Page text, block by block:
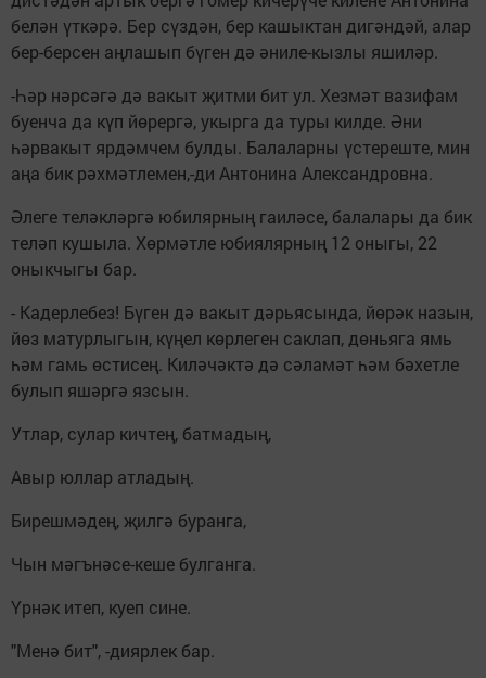
белән үткәрә. Бер сүздән, бер кашыктан дигәндәй, алар
бер-берсен аңлашып бүген дә әниле-кызлы яшиләр.
-Һәр нәрсәгә дә вакыт җитми бит ул. Хезмәт вазифам
буенча да күп йөрергә, укырга да туры килде. Әни
һәрвакыт ярдәмчем булды. Балаларны үстереште, мин
аңа бик рәхмәтлемен,-ди Антонина Александровна.
Әлеге теләкләргә юбилярның гаиләсе, балалары да бик
теләп кушыла. Хөрмәтле юбиялярның 12 оныгы, 22
оныкчыгы бар.
- Кадерлебез! Бүген дә вакыт дәрьясында, йөрәк назын,
йөз матурлыгын, күңел көрлеген саклап, дөньяга ямь
һәм гамь өстисең. Киләчәктә дә сәламәт һәм бәхетле
булып яшәргә язсын.
Утлар, сулар кичтең, батмадың,
Авыр юллар атладың.
Бирешмәдең, җилгә буранга,
Чын мәгънәсе-кеше булганга.
Үрнәк итеп, куеп сине.
"Менә бит", -диярлек бар.